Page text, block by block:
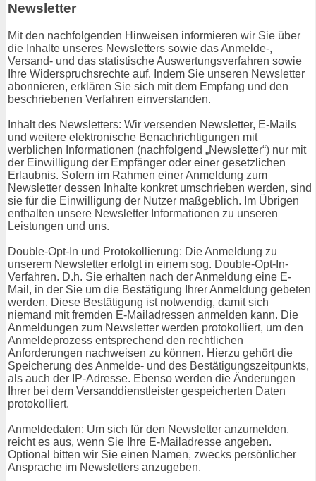
Newsletter
Mit den nachfolgenden Hinweisen informieren wir Sie über
die Inhalte unseres Newsletters sowie das Anmelde-,
Versand- und das statistische Auswertungsverfahren sowie
Ihre Widerspruchsrechte auf. Indem Sie unseren Newsletter
abonnieren, erklären Sie sich mit dem Empfang und den
beschriebenen Verfahren einverstanden.
Inhalt des Newsletters: Wir versenden Newsletter, E-Mails
und weitere elektronische Benachrichtigungen mit
werblichen Informationen (nachfolgend „Newsletter“) nur mit
der Einwilligung der Empfänger oder einer gesetzlichen
Erlaubnis. Sofern im Rahmen einer Anmeldung zum
Newsletter dessen Inhalte konkret umschrieben werden, sind
sie für die Einwilligung der Nutzer maßgeblich. Im Übrigen
enthalten unsere Newsletter Informationen zu unseren
Leistungen und uns.
Double-Opt-In und Protokollierung: Die Anmeldung zu
unserem Newsletter erfolgt in einem sog. Double-Opt-In-
Verfahren. D.h. Sie erhalten nach der Anmeldung eine E-
Mail, in der Sie um die Bestätigung Ihrer Anmeldung gebeten
werden. Diese Bestätigung ist notwendig, damit sich
niemand mit fremden E-Mailadressen anmelden kann. Die
Anmeldungen zum Newsletter werden protokolliert, um den
Anmeldeprozess entsprechend den rechtlichen
Anforderungen nachweisen zu können. Hierzu gehört die
Speicherung des Anmelde- und des Bestätigungszeitpunkts,
als auch der IP-Adresse. Ebenso werden die Änderungen
Ihrer bei dem Versanddienstleister gespeicherten Daten
protokolliert.
Anmeldedaten: Um sich für den Newsletter anzumelden,
reicht es aus, wenn Sie Ihre E-Mailadresse angeben.
Optional bitten wir Sie einen Namen, zwecks persönlicher
Ansprache im Newsletters anzugeben.